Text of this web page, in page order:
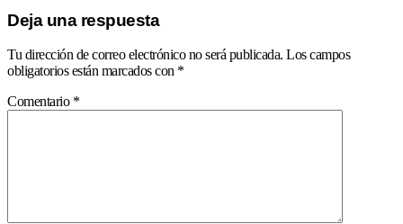
Deja una respuesta
Tu dirección de correo electrónico no será publicada. Los campos
obligatorios están marcados con *
Comentario *